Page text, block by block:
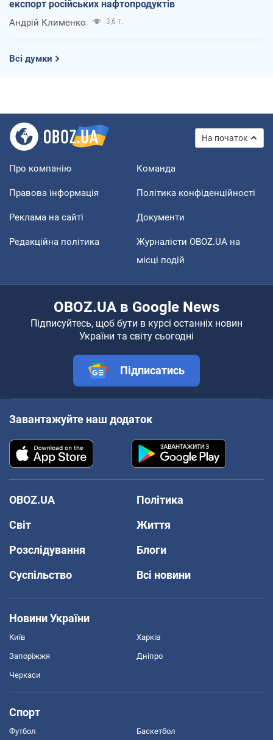
експорт російських нафтопродуктів
Андрій Клименко 3,6 т.
Всі думки
На початок
Про компанію Команда
Правова інформація Політика конфіденційності
Реклама на сайті Документи
Редакційна політика
Журналісти OBOZ.UA на
місці подій
OBOZ.UA в Google News
Підписуйтесь, щоб бути в курсі останніх новин
України та світу сьогодні
Підписатись
Завантажуйте наш додаток
OBOZ.UA
Політика
Світ
Життя
Розслідування
Блоги
Суспільство
Всі новини
Новини України
Київ Харків
Запоріжжя Дніпро
Черкаси
Спорт
Футбол Баскетбол